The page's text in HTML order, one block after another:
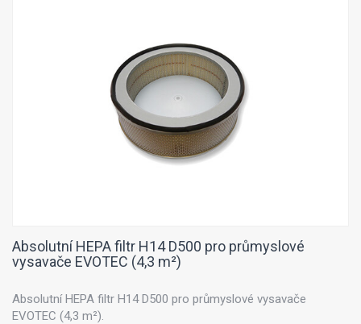
Absolutní HEPA filtr H14 D500 pro průmyslové
vysavače EVOTEC (4,3 m²)
Absolutní HEPA filtr H14 D500 pro průmyslové vysavače
EVOTEC (4,3 m²).